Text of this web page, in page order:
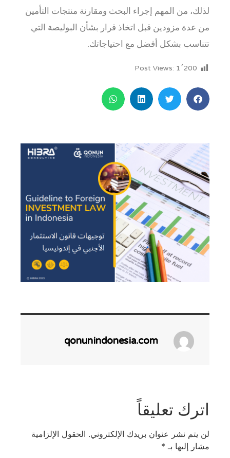
لذلك، من المهم إجراء البحث ومقارنة منتجات التأمين
من عدة مزودين قبل اتخاذ قرار بشأن البوليصة التي
تتناسب بشكل أفضل مع احتياجاتك.
Post Views:1٬200
qonunindonesia.com
اترك تعليقاً
لن يتم نشر عنوان بريدك الإلكتروني. الحقول الإلزامية
مشار إليها بـ *